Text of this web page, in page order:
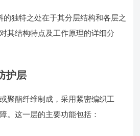
的独特之处在于其分层结构和各层之
其结构特点及工作原理的详细分
护层
聚酯纤维制成，采用紧密编织工
。这一层的主要功能包括：